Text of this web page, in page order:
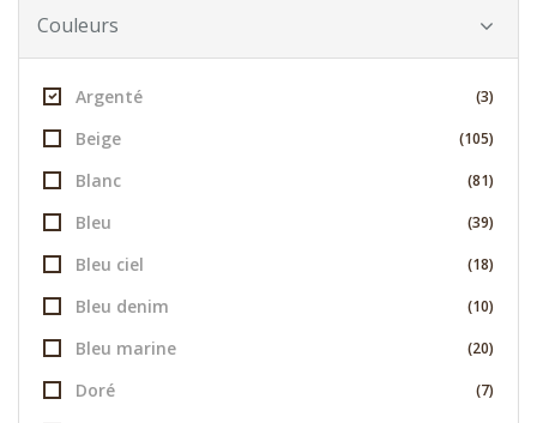
Couleurs
Argenté (3)
Beige (105)
Blanc (81)
Bleu (39)
Bleu ciel (18)
Bleu denim (10)
Bleu marine (20)
Doré (7)